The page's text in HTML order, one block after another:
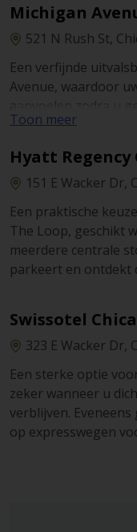
Michigan
521 N Rush St,
Een verfijnde
Avenue, waardoor
aanvoelen zodra u
centraal verblijf met
Toon meer
Hyatt Regency
151 E Wacker Dr,
Een praktische
The Loop, geschikt
meerdere centrale
parkeert en ontdekt
Swissotel
323 E Wacker Dr,
Een sterke optie
zeker wanneer u
verblijven.
op expresswegen